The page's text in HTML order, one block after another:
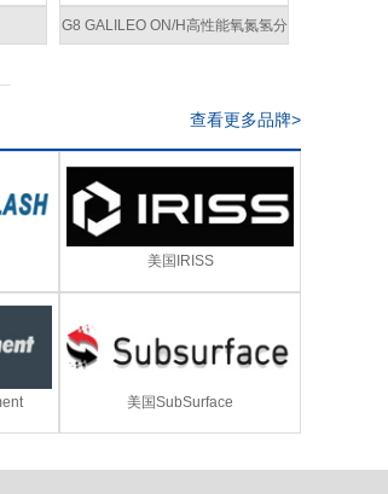
G8 GALILEO ON/H高性能氧氮氢分
查看更多品牌>
美国IRISS
美国SubSurface